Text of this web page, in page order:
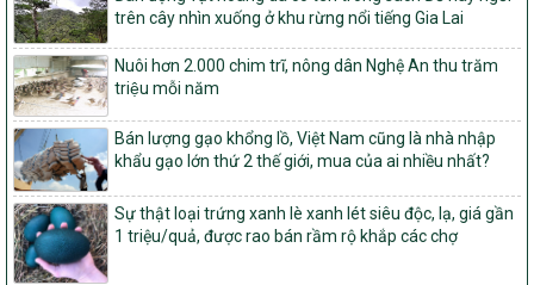
Quyết định Ban hành Kế hoạch triển khai thực hiện Chương trình
mục tiêu quốc gia xây dựng nông thôn mới, giảm nghèo bền
vững và phát triển kinh tế – xã hội vùng đồng bào dân tộc thiểu
số và miền núi giai đoạn 2026-2035, giai đoạn I: Từ năm 2026
đến năm 2030
14/2026/TT-BNNMT
Hướng dẫn thực hiện một số nội dung tiêu chí, điều kiện thuộc Bộ
tiêu chí quốc gia về nông thôn mới giai đoạn 2026 – 2030 thuộc
phạm vi quản lý nhà nước của Bộ Nông nghiệp và Môi trường
417/QĐ-BNNMT
Phê duyệt Chương trình mục tiêu quốc gia xây dựng nông thôn
trên cây nhìn xuống ở khu rừng nổi tiếng Gia Lai
Nuôi hơn 2.000 chim trĩ, nông dân Nghệ An thu trăm
triệu mỗi năm
Bán lượng gạo khổng lồ, Việt Nam cũng là nhà nhập
khẩu gạo lớn thứ 2 thế giới, mua của ai nhiều nhất?
Sự thật loại trứng xanh lè xanh lét siêu độc, lạ, giá gần
1 triệu/quả, được rao bán rầm rộ khắp các chợ